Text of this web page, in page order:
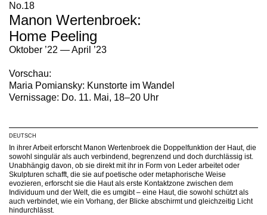
No.18
Manon Wertenbroek:
Home Peeling
Oktober ’22 — April ’23
Vorschau:
Maria Pomiansky: Kunstorte im Wandel
Vernissage: Do. 11. Mai, 18–20 Uhr
DEUTSCH
In ihrer Arbeit erforscht Manon Wertenbroek die Doppelfunktion der Haut, die
sowohl singulär als auch verbindend, begrenzend und doch durchlässig ist.
Unabhängig davon, ob sie direkt mit ihr in Form von Leder arbeitet oder
Skulpturen schafft, die sie auf poetische oder metaphorische Weise
evozieren, erforscht sie die Haut als erste Kontaktzone zwischen dem
Individuum und der Welt, die es umgibt – eine Haut, die sowohl schützt als
auch verbindet, wie ein Vorhang, der Blicke abschirmt und gleichzeitig Licht
hindurchlässt.